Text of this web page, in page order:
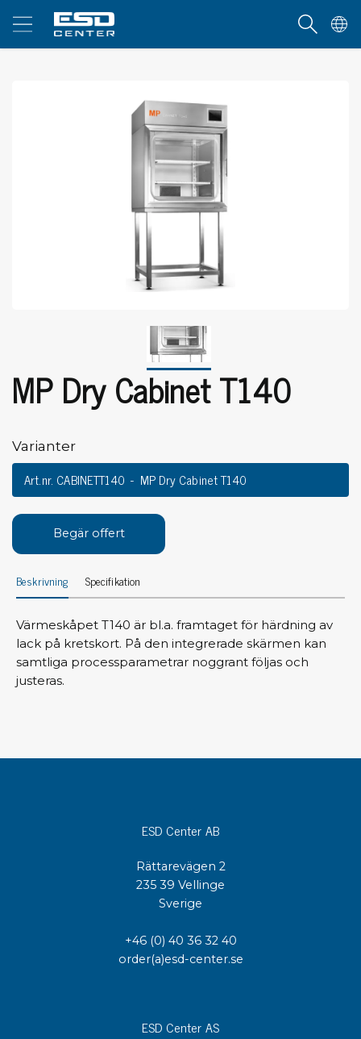
MP Dry Cabinet T140
Varianter
Art.nr. CABINETT140 MP Dry Cabinet T140
Begär offert
Beskrivning Specifikation
Värmeskåpet T140 är bl.a. framtaget för härdning av
lack på kretskort. På den integrerade skärmen kan
samtliga processparametrar noggrant följas och
justeras.
ESD Center AB
Rättarevägen 2
235 39 Vellinge
Sverige
+46 (0) 40 36 32 40
order(a)esd-center.se
ESD Center AS